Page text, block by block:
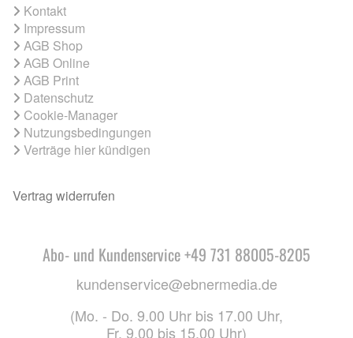
Kontakt
Impressum
AGB Shop
AGB Online
AGB Print
Datenschutz
Cookie-Manager
Nutzungsbedingungen
Verträge hier kündigen
Vertrag widerrufen
Abo- und Kundenservice +49 731 88005-8205
kundenservice@ebnermedia.de
(Mo. - Do. 9.00 Uhr bis 17.00 Uhr,
Fr. 9.00 bis 15.00 Uhr)